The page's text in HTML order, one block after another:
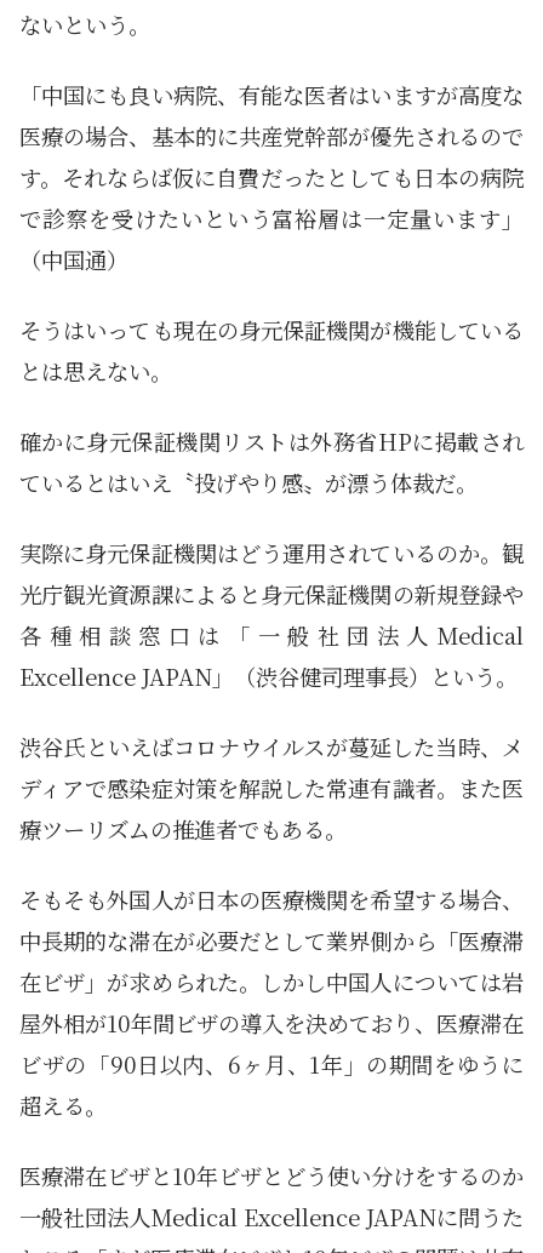
ないという。
「中国にも良い病院、有能な医者はいますが高度な
医療の場合、基本的に共産党幹部が優先されるので
す。それならば仮に自費だったとしても日本の病院
で診察を受けたいという富裕層は一定量います」
（中国通）
そうはいっても現在の身元保証機関が機能している
とは思えない。
確かに身元保証機関リストは外務省HPに掲載され
ているとはいえ〝投げやり感〟が漂う体裁だ。
実際に身元保証機関はどう運用されているのか。観
光庁観光資源課によると身元保証機関の新規登録や
各種相談窓口は「一般社団法人Medical
Excellence JAPAN」（渋谷健司理事長）という。
渋谷氏といえばコロナウイルスが蔓延した当時、メ
ディアで感染症対策を解説した常連有識者。また医
療ツーリズムの推進者でもある。
そもそも外国人が日本の医療機関を希望する場合、
中長期的な滞在が必要だとして業界側から「医療滞
在ビザ」が求められた。しかし中国人については岩
屋外相が10年間ビザの導入を決めており、医療滞在
ビザの「90日以内、6ヶ月、1年」の期間をゆうに
超える。
医療滞在ビザと10年ビザとどう使い分けをするのか
一般社団法人Medical Excellence JAPANに問うた